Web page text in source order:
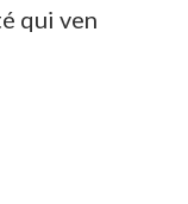
qui ven